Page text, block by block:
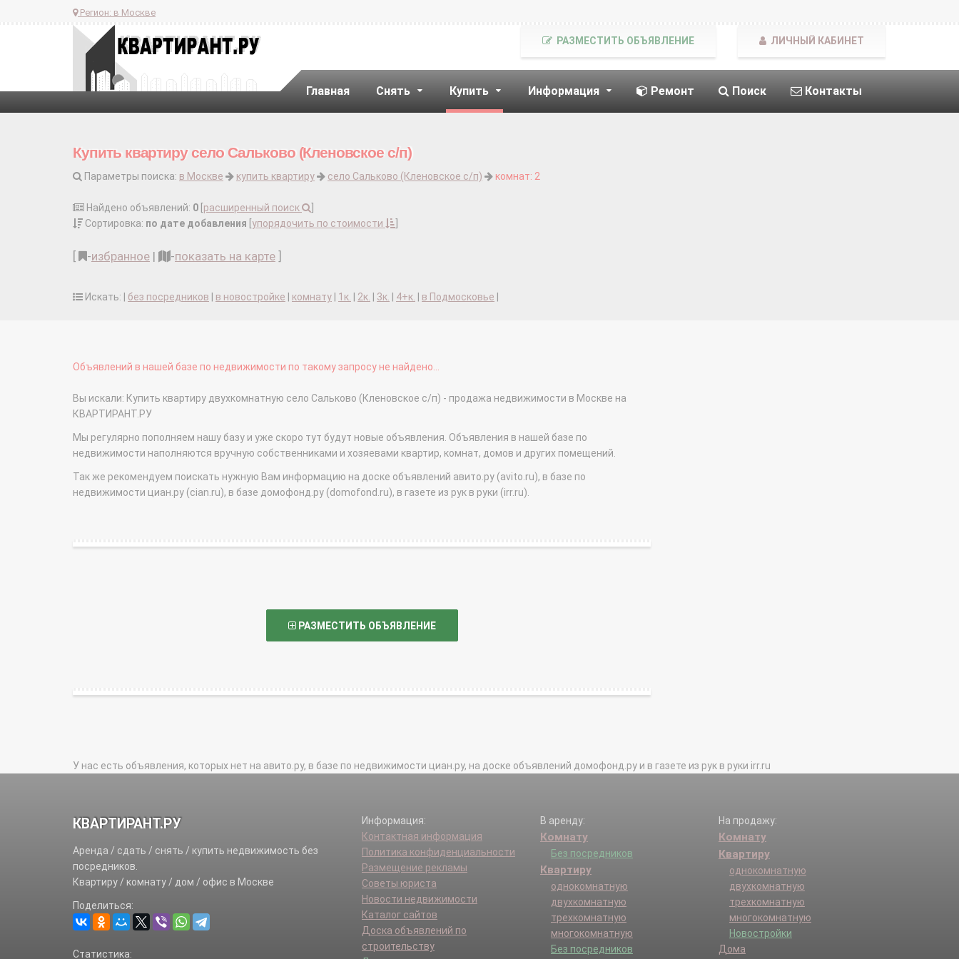
Регион: в Москве
Главная Снять Купить Информация Ремонт Поиск Контакты
РАЗМЕСТИТЬ ОБЪЯВЛЕНИЕ ЛИЧНЫЙ КАБИНЕТ
Купить квартиру село Сальково (Кленовское с/п)
Параметры поиска: в Москве купить квартиру село Сальково (Кленовское с/п) комнат: 2
Найдено объявлений: 0 расширенный поиск
Сортировка: по дате добавления упорядочить по стоимости
-избранное | -показать на карте
Искать: | без посредников в новостройке комнату 1к. 2к. 3к. 4+к. в Подмосковье
Объявлений в нашей базе по недвижимости по такому запросу не найдено...
Вы искали: Купить квартиру двухкомнатную село Сальково (Кленовское с/п) - продажа недвижимости в Москве на
КВАРТИРАНТ.РУ
Мы регулярно пополняем нашу базу и уже скоро тут будут новые объявления. Объявления в нашей базе по
недвижимости наполняются вручную собственниками и хозяевами квартир, комнат, домов и других помещений.
Так же рекомендуем поискать нужную Вам информацию на доске объявлений авито.ру (avito.ru), в базе по
недвижимости циан.ру (cian.ru), в базе домофонд.ру (domofond.ru), в газете из рук в руки (irr.ru).
РАЗМЕСТИТЬ ОБЪЯВЛЕНИЕ
У нас есть объявления, которых нет на авито.ру, в базе по недвижимости циан.ру, на доске объявлений домофонд.ру и в газете из рук в руки irr.ru
КВАРТИРАНТ.РУ
Аренда / сдать / снять / купить недвижимость без
посредников.
Квартиру / комнату / дом / офис в Москве
Поделиться:
Статистика:
Информация:
Контактная информация
Политика конфиденциальности
Размещение рекламы
Советы юриста
Новости недвижимости
Каталог сайтов
Доска объявлений по
строительству
В аренду:
Комнату
Без посредников
Квартиру
однокомнатную
двухкомнатную
трехкомнатную
многокомнатную
Без посредников
На продажу:
Комнату
Квартиру
однокомнатную
двухкомнатную
трехкомнатную
многокомнатную
Новостройки
Дома